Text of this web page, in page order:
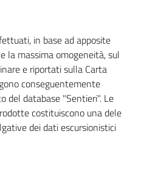
in base ad apposite
la massima omogeneità, sul
e riportati sulla Carta
conseguentemente
del database "Sentieri". Le
costituiscono una dele
dei dati escursionistici